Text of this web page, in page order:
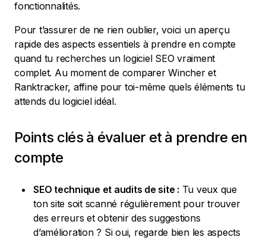
fonctionnalités.
Pour t’assurer de ne rien oublier, voici un aperçu
rapide des aspects essentiels à prendre en compte
quand tu recherches un logiciel SEO vraiment
complet. Au moment de comparer Wincher et
Ranktracker, affine pour toi-même quels éléments tu
attends du logiciel idéal.
Points clés à évaluer et à prendre en
compte
SEO technique et audits de site : Tu veux que
ton site soit scanné régulièrement pour trouver
des erreurs et obtenir des suggestions
d’amélioration ? Si oui, regarde bien les aspects